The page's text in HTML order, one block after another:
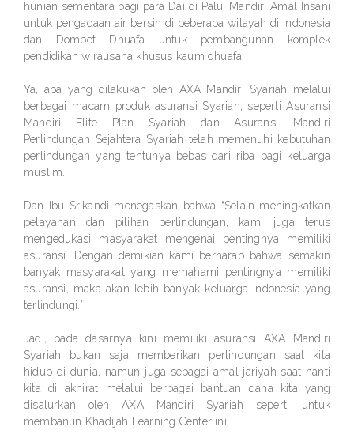
hunian sementara bagi para Dai di Palu, Mandiri Amal Insani
untuk pengadaan air bersih di beberapa wilayah di Indonesia
dan Dompet Dhuafa untuk pembangunan komplek
pendidikan wirausaha khusus kaum dhuafa.
Ya, apa yang dilakukan oleh AXA Mandiri Syariah melalui
berbagai macam produk asuransi Syariah, seperti Asuransi
Mandiri Elite Plan Syariah dan Asuransi Mandiri
Perlindungan Sejahtera Syariah telah memenuhi kebutuhan
perlindungan yang tentunya bebas dari riba bagi keluarga
muslim.
Dan Ibu Srikandi menegaskan bahwa “Selain meningkatkan
pelayanan dan pilihan perlindungan, kami juga terus
mengedukasi masyarakat mengenai pentingnya memiliki
asuransi. Dengan demikian kami berharap bahwa semakin
banyak masyarakat yang memahami pentingnya memiliki
asuransi, maka akan lebih banyak keluarga Indonesia yang
terlindungi.”
Jadi, pada dasarnya kini memiliki asuransi AXA Mandiri
Syariah bukan saja memberikan perlindungan saat kita
hidup di dunia, namun juga sebagai amal jariyah saat nanti
kita di akhirat melalui berbagai bantuan dana kita yang
disalurkan oleh AXA Mandiri Syariah seperti untuk
membanun Khadijah Learning Center ini.